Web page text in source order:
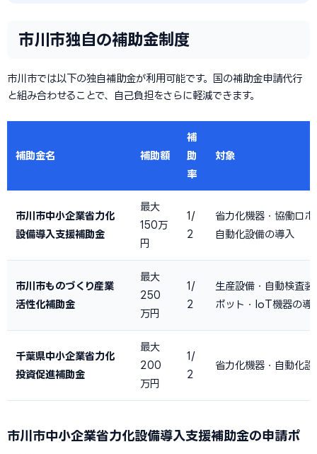
市川市独自の補助金制度
市川市では以下の独自補助金が利用可能です。国の補助金申請代行
と組み合わせることで、自己負担をさらに軽減できます。
補助金名 補助額
補
助
率
対象
市川市中小企業省力化
設備導入支援補助金
最大
150万
円
1/
2
省力化機器・協働ロボ
自動化設備の導入
市川市ものづくり産業
活性化補助金
最大
250
万円
1/
2
生産設備・自動検査装
ボット・IoT機器の導
千葉県中小企業省力化
投資促進補助金
最大
200
万円
1/
2
省力化機器・自動化設
市川市中小企業省力化設備導入支援補助金の申請ポ